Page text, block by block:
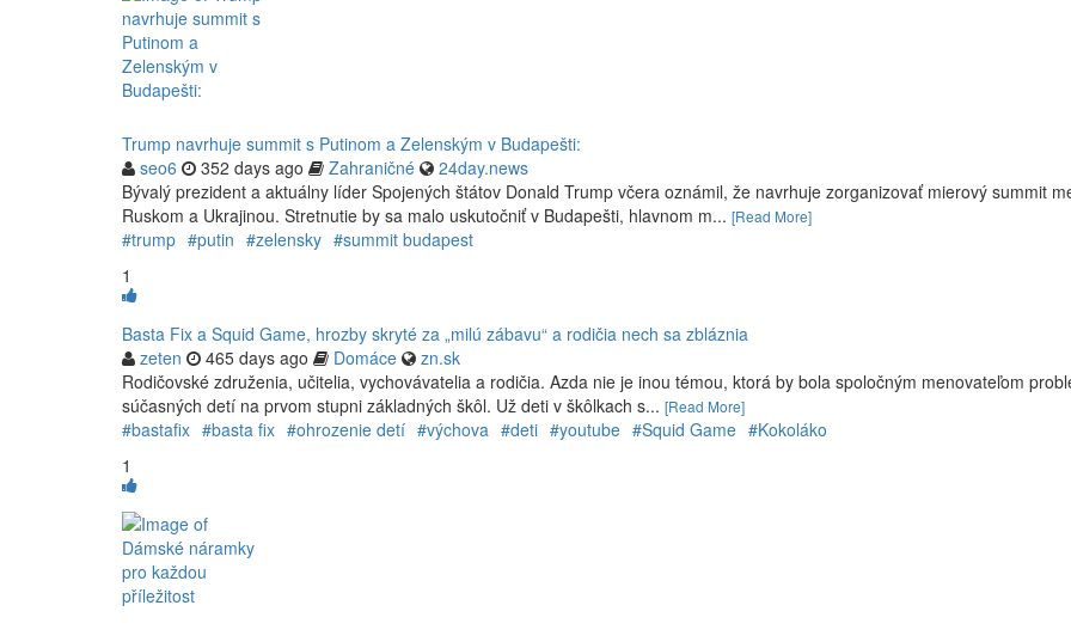
Trump navrhuje summit s Putinom a Zelenským v Budapešti:
seo6
352 days ago Zahraničné
24day.news
Bývalý prezident a aktuálny líder Spojených štátov Donald Trump včera oznámil, že navrhuje zorganizovať mierový summit
Ruskom a Ukrajinou. Stretnutie by sa malo uskutočniť v Budapešti, hlavnom m... [Read More]
#trump #putin #zelensky #summit budapest
1
Basta Fix a Squid Game, hrozby skryté za „milú zábavu“ a rodičia nech sa zbláznia
zeten
465 days ago Domáce
zn.sk
Rodičovské združenia, učitelia, vychovávatelia a rodičia. Azda nie je inou témou, ktorá by bola spoločným menovateľom
súčasných detí na prvom stupni základných škôl. Už deti v škôlkach s... [Read More]
#bastafix #basta fix #ohrozenie detí #výchova #deti #youtube #Squid Game #Kokoláko
1